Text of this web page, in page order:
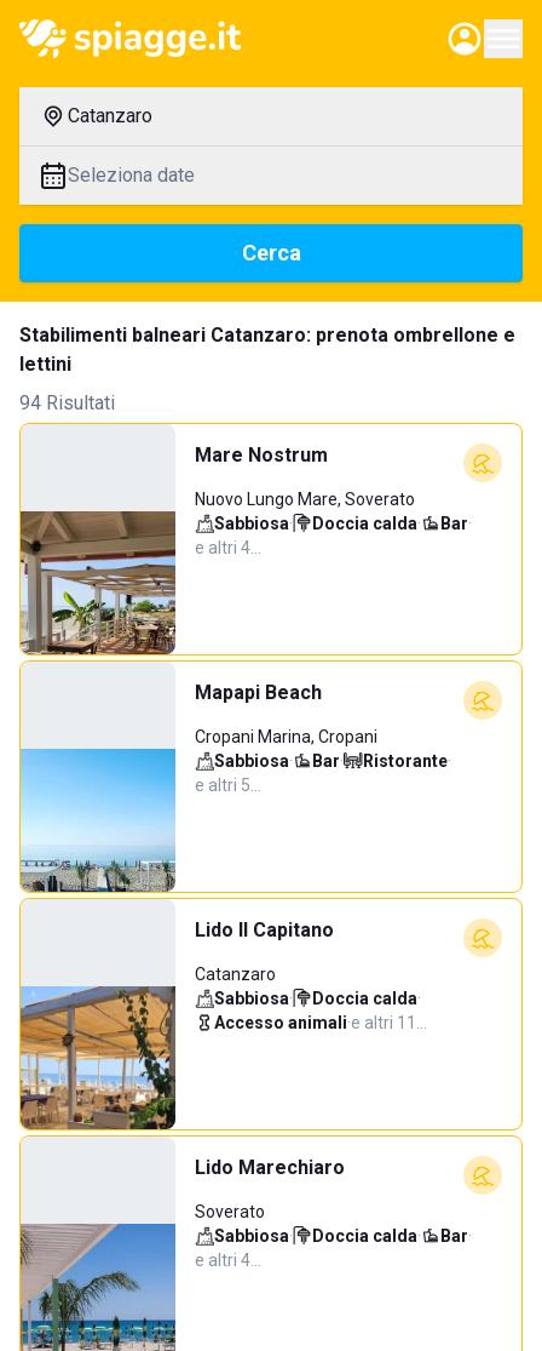
Catanzaro
Seleziona date
Cerca
Stabilimenti balneari Catanzaro: prenota ombrellone e
lettini
94 Risultati
Mare Nostrum
Nuovo Lungo Mare, Soverato
Sabbiosa· Doccia calda· Bar·
e altri 4…
Mapapi Beach
Cropani Marina, Cropani
Sabbiosa· Bar· Ristorante·
e altri 5…
Lido Il Capitano
Catanzaro
Sabbiosa· Doccia calda·
Accesso animali·e altri 11…
Lido Marechiaro
Soverato
Sabbiosa· Doccia calda· Bar·
e altri 4…